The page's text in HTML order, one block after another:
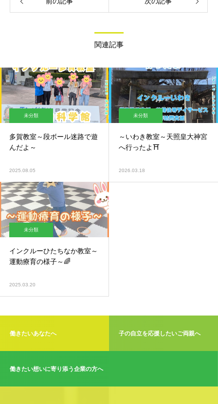
関連記事
未分類
多賀教室～段ボール迷路で遊
んだよ～
2025.08.05
未分類
～いわき教室～天照皇大神宮
へ行ったよ⛩
2026.03.18
未分類
インクルーひたちなか教室～
運動療育の様子～🌈
2025.03.20
働きたいあなたへ 子の自立を応援したいご両親へ
働きたい想いに寄り添う企業の方へ